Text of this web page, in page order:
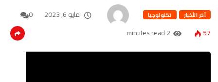
آخر الأخبار تكنولوجيا مايو 6, 2023
0
57
2 minutes read